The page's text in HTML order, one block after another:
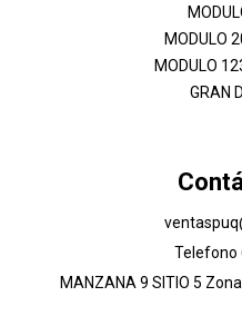
MODULO
MODULO
GRAN
Telefono
MANZANA 9 SITIO 5